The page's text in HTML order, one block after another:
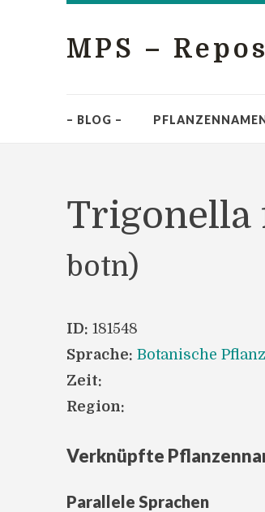
MPS –
– BLOG –
Trigonella
botn)
ID: 181548
Sprache: Botanische
Zeit:
Region:
Verknüpfte
Parallele Sprachen